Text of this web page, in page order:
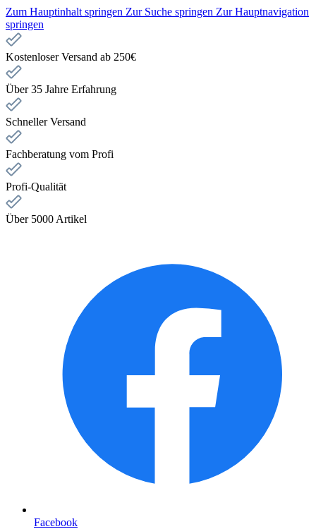
Zum Hauptinhalt springen Zur Suche springen Zur Hauptnavigation
springen
Kostenloser Versand ab 250€
Über 35 Jahre Erfahrung
Schneller Versand
Fachberatung vom Profi
Profi-Qualität
Über 5000 Artikel
Facebook